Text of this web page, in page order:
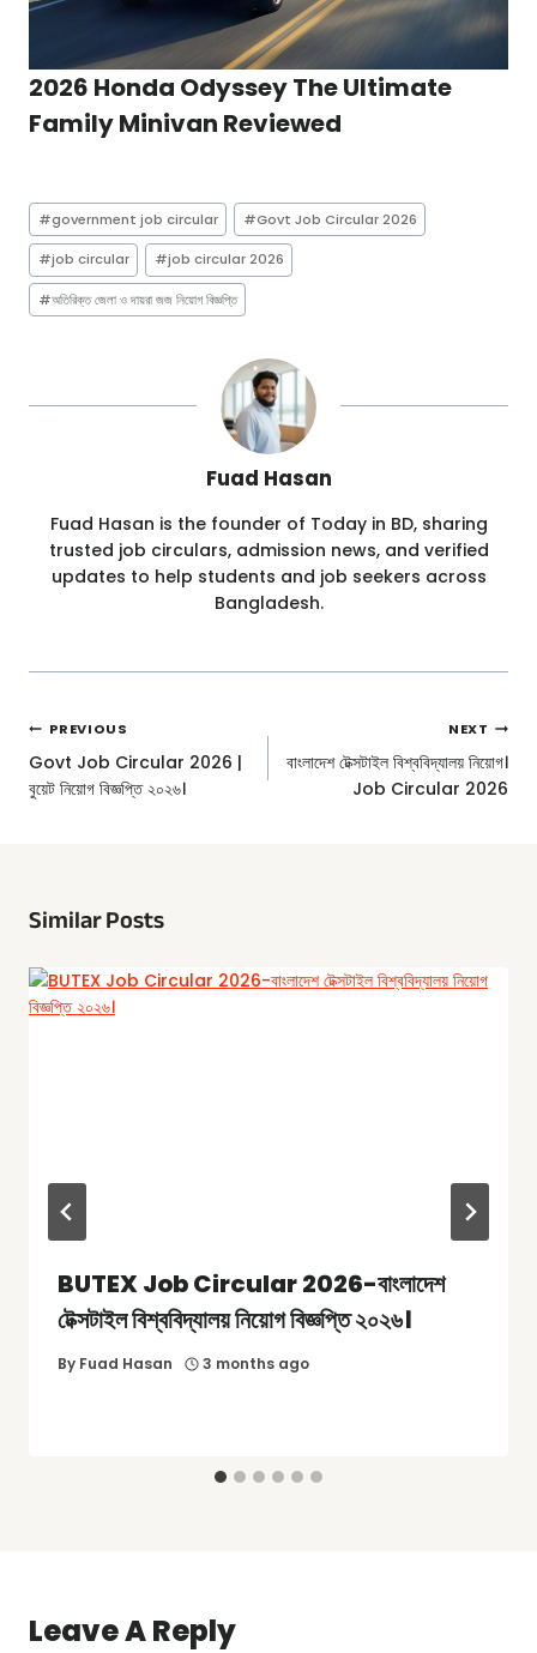
2026 Honda Odyssey The Ultimate
Family Minivan Reviewed
Post
Tags:
#government job circular #Govt Job Circular 2026
#job circular #job circular 2026
#অতিরিক্ত জেলা ও দায়রা জজ নিয়োগ বিজ্ঞপ্তি
Fuad Hasan
Fuad Hasan is the founder of Today in BD, sharing
trusted job circulars, admission news, and verified
updates to help students and job seekers across
Bangladesh.
Post
Navigation
PREVIOUS
Govt Job Circular 2026 |
বুয়েট নিয়োগ বিজ্ঞপ্তি ২০২৬।
NEXT
বাংলাদেশ টেক্সটাইল বিশ্ববিদ্যালয় নিয়োগ।
Job Circular 2026
Similar Posts
BUTEX Job Circular 2026-বাংলাদেশ
টেক্সটাইল বিশ্ববিদ্যালয় নিয়োগ বিজ্ঞপ্তি ২০২৬।
By Fuad Hasan 3 months ago
Leave A Reply